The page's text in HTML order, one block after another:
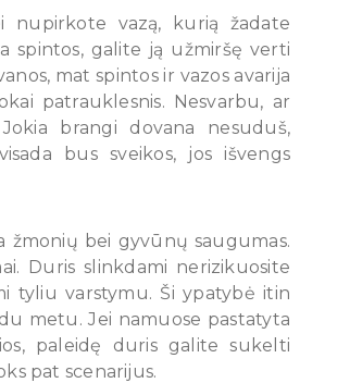
vazą, kurią žadate
spintos, galite ją užmiršę verti
mat spintos ir vazos avarija
patrauklesnis. Nesvarbu, ar
brangi dovana nesuduš,
bus sveikos, jos išvengs
žmonių bei gyvūnų saugumas.
Duris slinkdami nerizikuosite
tyliu varstymu. Ši ypatybė itin
metu. Jei namuose pastatyta
paleidę duris galite sukelti
pat scenarijus.